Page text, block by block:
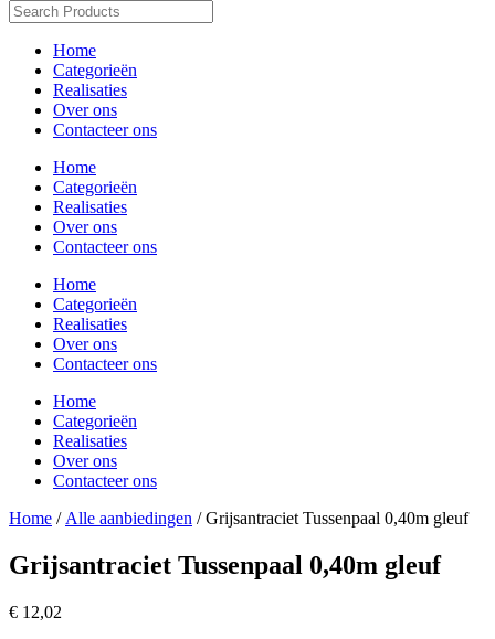
Home
Categorieën
Realisaties
Over ons
Contacteer ons
Home
Categorieën
Realisaties
Over ons
Contacteer ons
Home
Categorieën
Realisaties
Over ons
Contacteer ons
Home
Categorieën
Realisaties
Over ons
Contacteer ons
Home / Alle aanbiedingen / Grijsantraciet Tussenpaal 0,40m gleuf
Grijsantraciet Tussenpaal 0,40m gleuf
€ 12,02